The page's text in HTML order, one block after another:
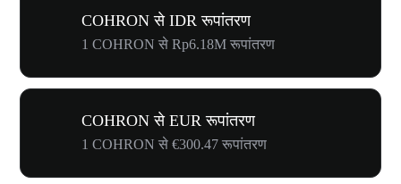
COHRON से IDR रूपांतरण
1 COHRON से Rp6.18M रूपांतरण
COHRON से EUR रूपांतरण
1 COHRON से €300.47 रूपांतरण